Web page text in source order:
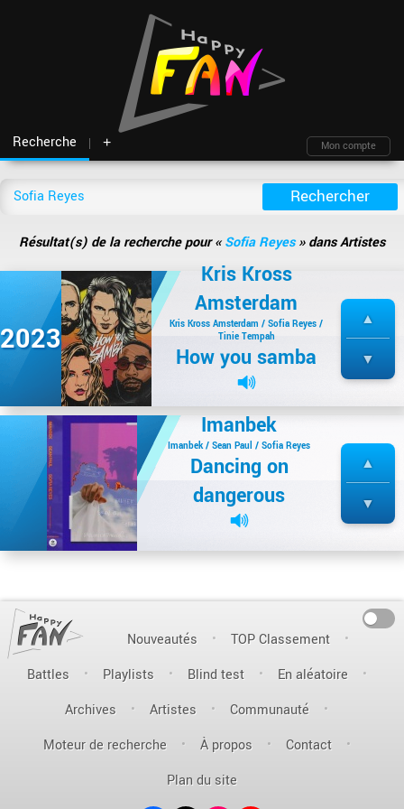
Recherche +
Fil d'actu
Membres
Artistes
Hasard
Moteur de recherche
Archives
Plan du site
Mon compte
Résultat(s) de la recherche pour «Sofia Reyes» dans Artistes
2023
Kris Kross
Amsterdam
Kris Kross Amsterdam / Sofia Reyes /
Tinie Tempah
How you samba
Imanbek
Imanbek / Sean Paul / Sofia Reyes
Dancing on
dangerous
Nouveautés
TOP Classement
Battles
Playlists Blind test
En aléatoire
Archives
Artistes
Communauté
Moteur de recherche
À propos
Contact
Plan du site
On